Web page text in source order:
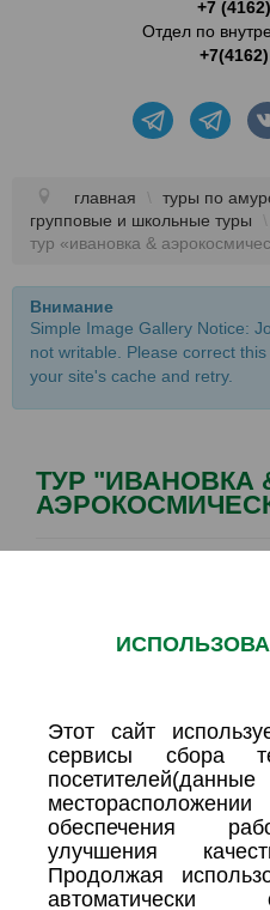
+7
Отдел по
главная \ туры по
групповые и школьные туры
\
тур «ивановка &
Внимание
Simple Image Gallery Notice:
not writable. Please correct
your site's cache and retry.
ТУР "ИВАНОВКА
Краткое описание:
Село Ивановка это самое
Амурской области. История
нашей области,
переселенцев на Дальний
гостеприимство и
Этот сайт
сервисы сбора
обеспечения
улучшения
Продолжая
автоматически